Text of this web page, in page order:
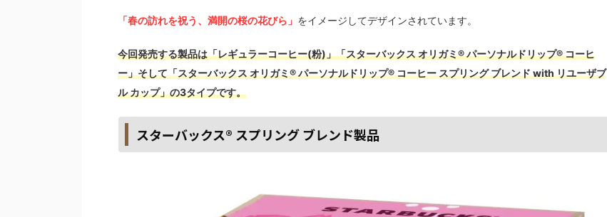
「春の訪れを祝う、満開の桜の花びら」 をイメージしてデザインされています。
今回発売する製品は「レギュラーコーヒー(粉)」「スターバックス オリガミ® パーソナルドリップ® コーヒ
ー」そして「スターバックス オリガミ® パーソナルドリップ® コーヒー スプリング ブレンド with リユーザブ
ル カップ」の3タイプです。
スターバックス® スプリング ブレンド製品